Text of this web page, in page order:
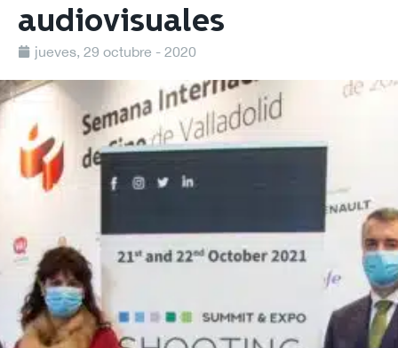
audiovisuales
jueves, 29 octubre - 2020